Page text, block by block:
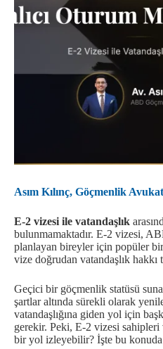
Asım Kılınç, Göçmenlik
E-2 vizesi ile vatandaşlık
bulunmamaktadır. E-2 vizesi,
planlayan bireyler için popüler
vize doğrudan vatandaşlık hakkı
Geçici bir göçmenlik statüsü
şartlar altında sürekli olarak
vatandaşlığına giden yol için
gerekir. Peki, E-2 vizesi sahipleri
bir yol izleyebilir? İşte bu